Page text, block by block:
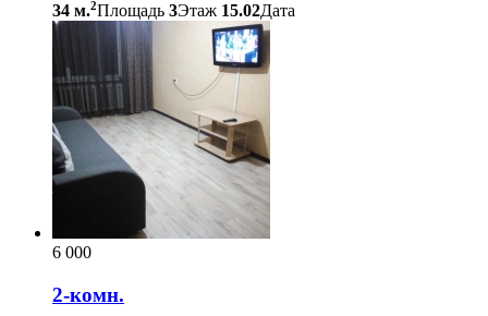
34 м.2Площадь 3Этаж 15.02Дата
6 000
2-комн.